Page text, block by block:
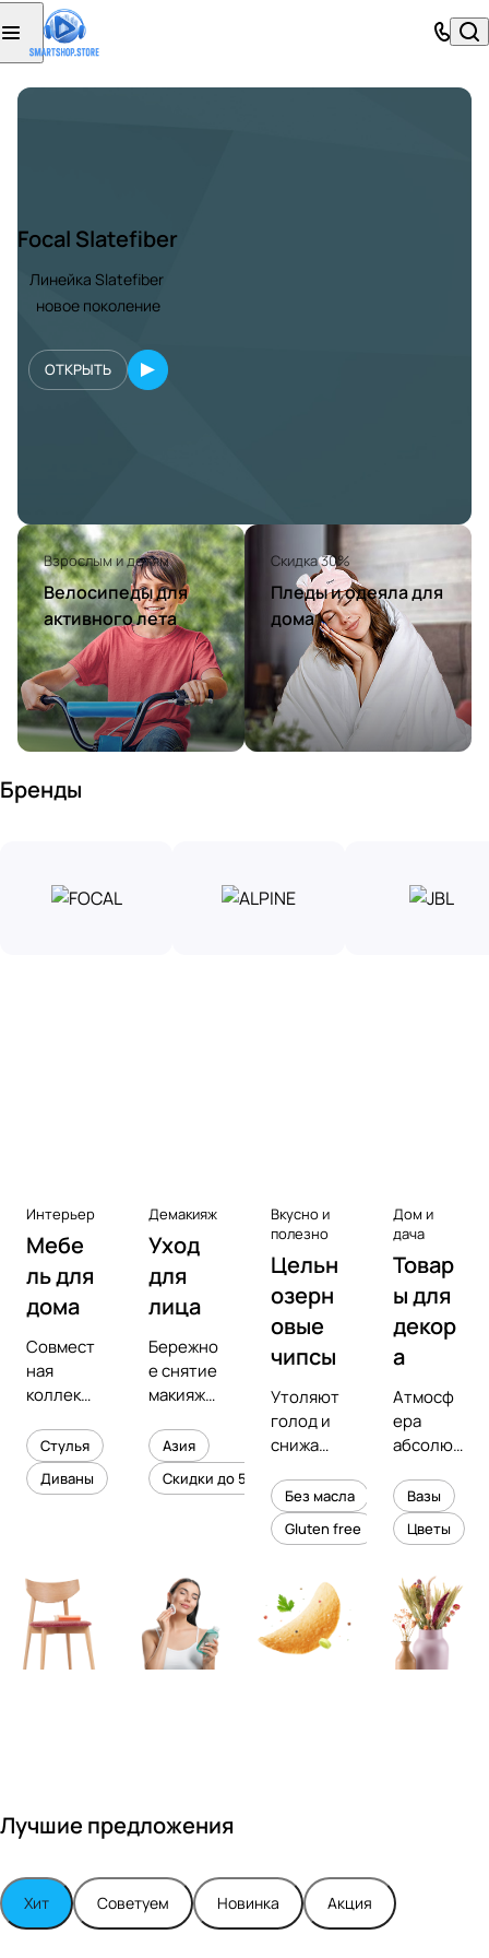
Focal Slatefiber
Линейка Slatefiber
новое поколение
ОТКРЫТЬ
Взрослым и детям
Велосипеды для
активного лета
Скидка 30%
Пледы и одеяла для
дома
Бренды
Интерьер
Мебе
ль для
дома
Совмест
ная
коллекц
предмет
ным
дизайне
Турским
Стулья
Диваны
Демакияж
Уход
для
лица
Бережно
е снятие
макияжа
увлажне
ние
кожи
Азия
Скидки до 50%
Вкусно и
полезно
Цельн
озерн
овые
чипсы
Утоляют
голод и
снижают
холесте
рина
Без масла
Gluten free
Дом и
дача
Товар
ы для
декор
а
Атмосф
ера
абсолют
уюта в
вашем
интерье
Вазы
Цветы
Лучшие предложения
Хит Советуем Новинка Акция